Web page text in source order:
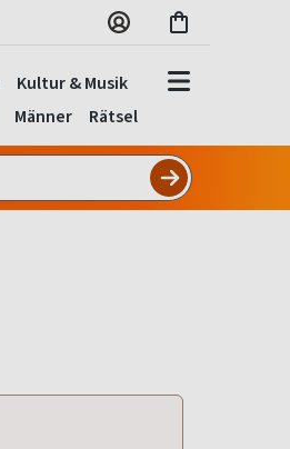
Kultur & Musik
Männer Rätsel